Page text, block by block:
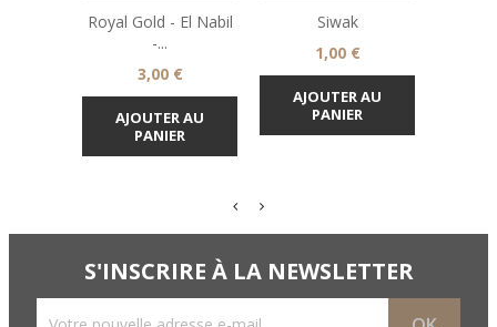
Royal Gold - El Nabil
-...
Prix
3,00 €
AJOUTER AU
PANIER
Siwak
Prix
1,00 €
AJOUTER AU
PANIER
S'INSCRIRE À LA NEWSLETTER